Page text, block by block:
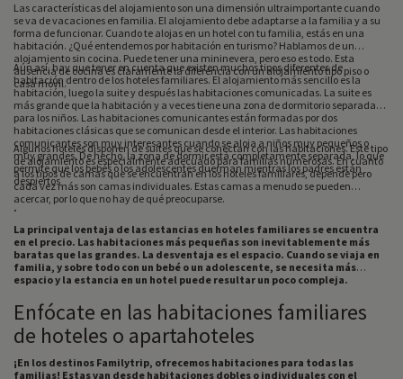
Las características del alojamiento son una dimensión ultraimportante cuando
se va de vacaciones en familia. El alojamiento debe adaptarse a la familia y a su
forma de funcionar. Cuando te alojas en un hotel con tu familia, estás en una
habitación. ¿Qué entendemos por habitación en turismo? Hablamos de un
alojamiento sin cocina. Puede tener una mininevera, pero eso es todo. Esta
ausencia de cocina es claramente la diferencia con un alojamiento tipo piso o
casa móvil.
Aún así, hay que tener en cuenta que existen muchos tipos diferentes de
habitación dentro de los hoteles familiares. El alojamiento más sencillo es la
habitación, luego la suite y después las habitaciones comunicadas. La suite es
más grande que la habitación y a veces tiene una zona de dormitorio separada
para los niños. Las habitaciones comunicantes están formadas por dos
habitaciones clásicas que se comunican desde el interior. Las habitaciones
comunicantes son muy interesantes cuando se aloja a niños muy pequeños o
muy grandes. De hecho, la zona de dormir está completamente separada, lo que
permite que los bebés o los adolescentes duerman mientras los padres están
despiertos
.
Algunos hoteles disponen de suites que se conectan con las habitaciones. Este tipo
de alojamiento es especialmente adecuado para familias numerosas. En cuanto
a los tipos de camas que se encuentran en los hoteles familiares, depende pero
cada vez más son camas individuales. Estas camas a menudo se pueden
acercar, por lo que no hay de qué preocuparse.
.
La principal ventaja de las estancias en hoteles familiares se encuentra
en el precio. Las habitaciones más pequeñas son inevitablemente más
baratas que las grandes. La desventaja es el espacio. Cuando se viaja en
familia, y sobre todo con un bebé o un adolescente, se necesita más
espacio y la estancia en un hotel puede resultar un poco compleja.
Enfócate en las habitaciones familiares
de hoteles o apartahoteles
¡En los destinos Familytrip, ofrecemos habitaciones para todas las
familias! Estas van desde habitaciones dobles o individuales con el